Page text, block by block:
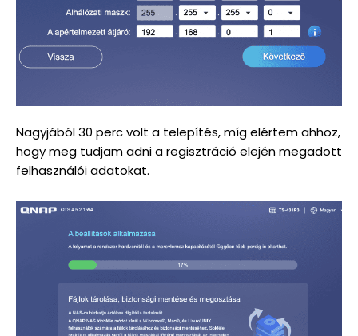
Nagyjából 30 perc volt a telepítés, míg elértem ahhoz,
hogy meg tudjam adni a regisztráció elején megadott
felhasználói adatokat.